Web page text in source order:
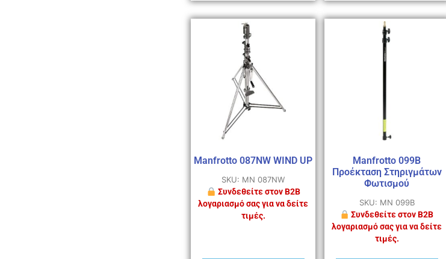
Manfrotto 087NW WIND UP
SKU: MN 087NW
Συνδεθείτε στον B2B
λογαριασμό σας για να δείτε
τιμές.
Manfrotto 099B
Προέκταση Στηριγμάτων
Φωτισμού
SKU: MN 099B
Συνδεθείτε στον B2B
λογαριασμό σας για να δείτε
τιμές.